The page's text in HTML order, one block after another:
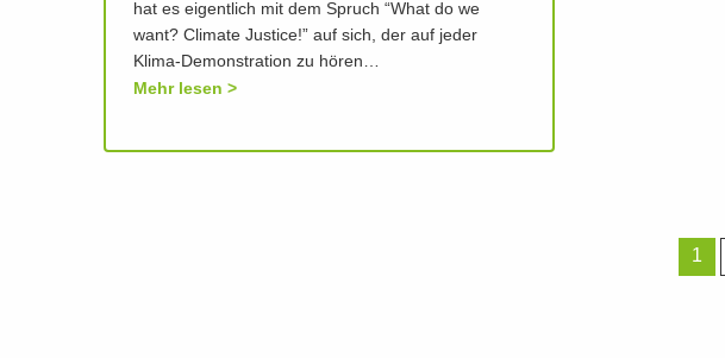
hat es eigentlich mit dem Spruch “What do we
want? Climate Justice!” auf sich, der auf jeder
Klima-Demonstration zu hören…
Mehr lesen
1